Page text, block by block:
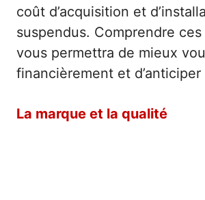
coût d’acquisition et
suspendus. Comprendre
vous permettra de mieux
financièrement et
La marque et la qualité